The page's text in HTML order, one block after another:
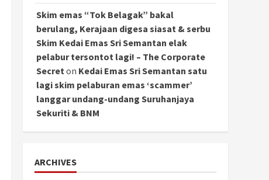
Skim emas “Tok Belagak” bakal
berulang, Kerajaan digesa siasat & serbu
Skim Kedai Emas Sri Semantan elak
pelabur tersontot lagi! – The Corporate
Secret on Kedai Emas Sri Semantan satu
lagi skim pelaburan emas ‘scammer’
langgar undang-undang Suruhanjaya
Sekuriti & BNM
ARCHIVES